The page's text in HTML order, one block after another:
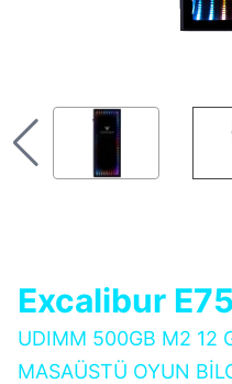
Excalibur
UDIMM 500GB M2 12
MASAÜSTÜ OYUN